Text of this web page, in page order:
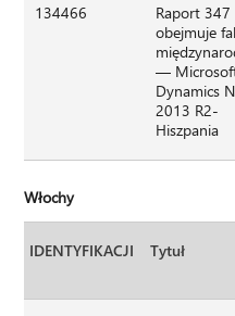
134466
Raport 347
obejmuje
—
Dynamics
2013 R2-
Hiszpania
Włochy
IDENTYFIKACJI Tytuł